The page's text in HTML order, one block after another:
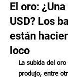
El oro:
USD? Los
están
loco
La subida del
produjo, entre